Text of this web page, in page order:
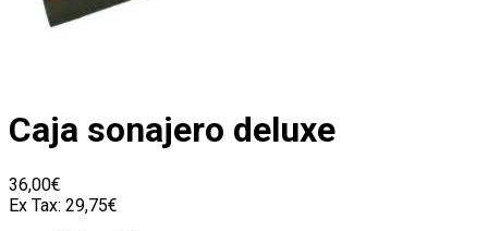
Caja sonajero deluxe
36,00€
Ex Tax: 29,75€